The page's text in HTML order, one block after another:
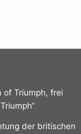
of Triumph, frei
der britischen